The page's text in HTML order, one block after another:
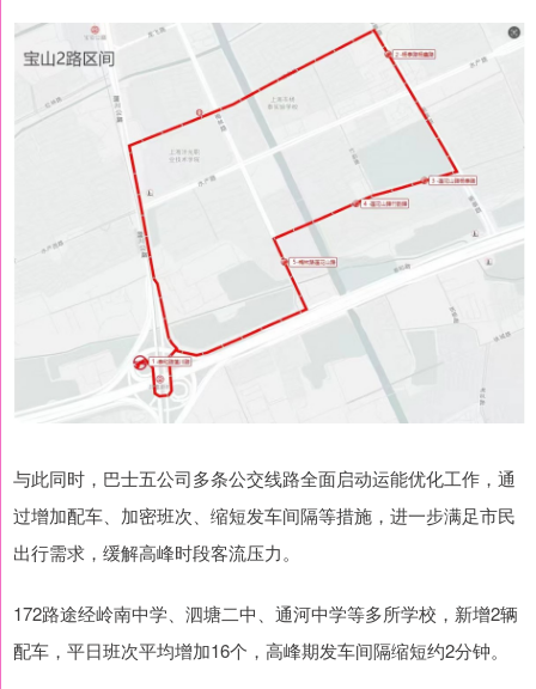
与此同时，巴士五公司多条公交线路全面启动运能优化工作，通
过增加配车、加密班次、缩短发车间隔等措施，进一步满足市民
出行需求，缓解高峰时段客流压力。
172路途经岭南中学、泗塘二中、通河中学等多所学校，新增2辆
配车，平日班次平均增加16个，高峰期发车间隔缩短约2分钟。